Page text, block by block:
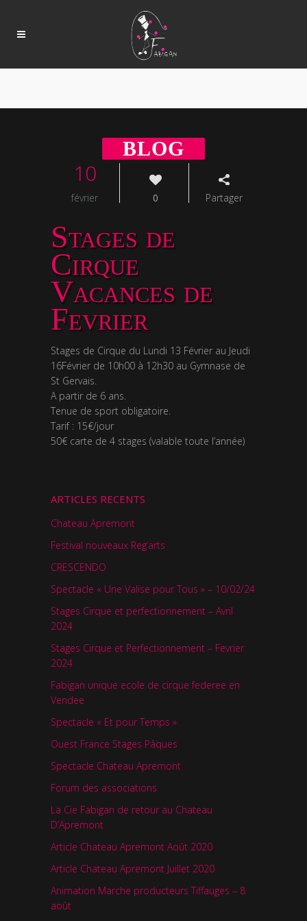
10
février 0 Partager
Stages de
Cirque
Vacances de
Fevrier
Stages de Cirque du Lundi 13 Février au Jeudi
16Février de 10h00 à 12h30 au Gymnase de
St Gervais.
A partir de 6 ans.
Tenue de sport obligatoire.
Tarif : 15€/jour
50€ carte de 4 stages (valable toute l’année)
ARTICLES RECENTS
Chateau Apremont
Festival nouveaux Reg’arts
CRESCENDO
Spectacle « Une Valise pour Tous » – 10/02/24
Stages Cirque et perfectionnement – Avril
2024
Stages Cirque et Perfectionnement – Fevrier
2024
Fabigan unique ecole de cirque federee en
Vendee
Spectacle « Et pour Temps »
Ouest France Stages Pâques
Spectacle Chateau Apremont
Forum des associations
La Cie Fabigan de retour au Chateau
D’Apremont
Article Chateau Apremont Août 2020
Article Chateau Apremont Juillet 2020
Animation Marche producteurs Tiffauges – 8
août